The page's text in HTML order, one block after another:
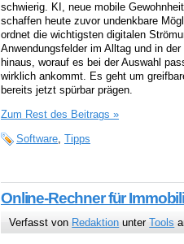
schwierig. KI, neue mobile
schaffen heute zuvor undenkbare
ordnet die wichtigsten digitalen
Anwendungsfelder im Alltag und in
hinaus, worauf es bei der Auswahl
wirklich ankommt. Es geht um
bereits jetzt spürbar prägen.
Zum Rest des Beitrags »
Software Tipps
Online-Rechner für
Verfasst von Redaktion unterTools